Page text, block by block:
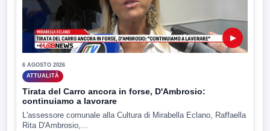
▶
6 AGOSTO 2026
ATTUALITÀ
Tirata del Carro ancora in forse, D'Ambrosio:
continuiamo a lavorare
L'assessore comunale alla Cultura di Mirabella Eclano, Raffaella
Rita D'Ambrosio,...